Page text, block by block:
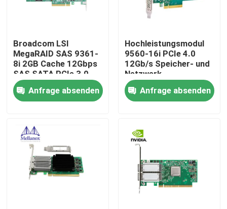
Haus
Produkte
Fabrik-Ausflug
Qualitätskontrolle
Broadcom LSI
MegaRAID SAS 9361-
8i 2GB Cache 12Gbps
SAS SATA PCIe 3.0
RAID-Controllerkarte
Anfrage absenden
Hochleistungsmodul
9560-16i PCIe 4.0
12Gb/s Speicher- und
Netzwerk-
für Server
Anfrage absenden